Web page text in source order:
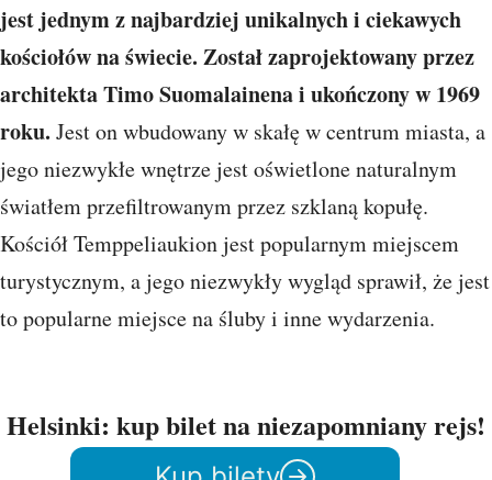
jest jednym z najbardziej unikalnych i ciekawych
kościołów na świecie. Został zaprojektowany przez
architekta Timo Suomalainena i ukończony w 1969
roku. Jest on wbudowany w skałę w centrum miasta, a
jego niezwykłe wnętrze jest oświetlone naturalnym
światłem przefiltrowanym przez szklaną kopułę.
Kościół Temppeliaukion jest popularnym miejscem
turystycznym, a jego niezwykły wygląd sprawił, że jest
to popularne miejsce na śluby i inne wydarzenia.
Helsinki: kup bilet na niezapomniany rejs!